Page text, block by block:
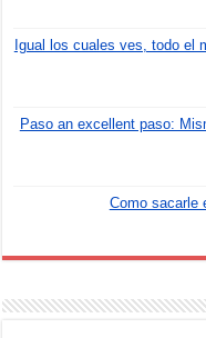
Igual los cuales ves, todo el
Paso an excellent paso:
Como sacarle